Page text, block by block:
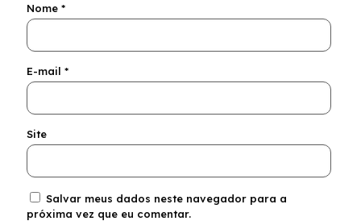
Nome *
E-mail *
Site
Salvar meus dados neste navegador para a
próxima vez que eu comentar.